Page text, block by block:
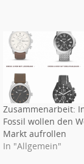
Zusammenarbeit:
Fossil wollen den
Markt aufrollen
In "Allgemein"